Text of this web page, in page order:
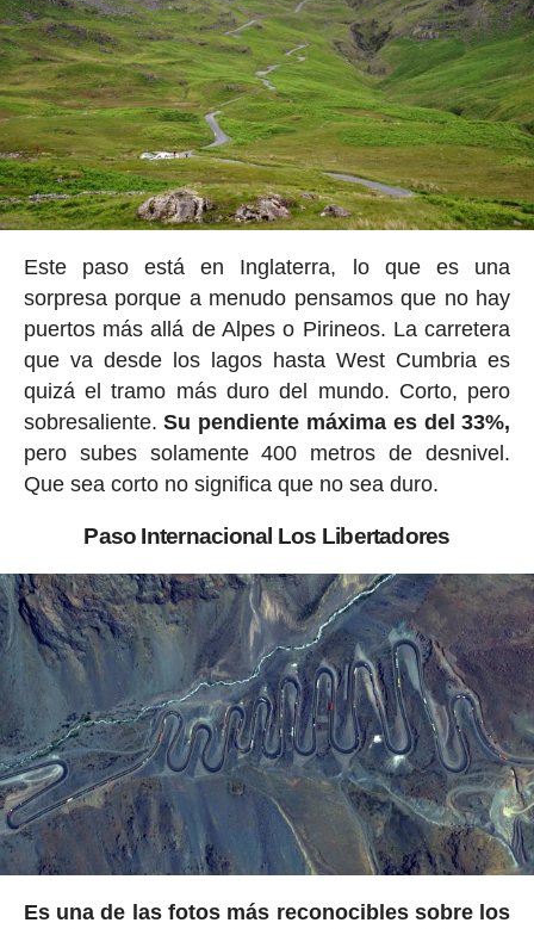
Este paso está en Inglaterra, lo que es una
sorpresa porque a menudo pensamos que no hay
puertos más allá de Alpes o Pirineos. La carretera
que va desde los lagos hasta West Cumbria es
quizá el tramo más duro del mundo. Corto, pero
sobresaliente.Su pendiente máxima es del 33%,
pero subes solamente 400 metros de desnivel.
Que sea corto no significa que no sea duro.
Paso Internacional Los Libertadores
Es una de las fotos más reconocibles sobre los